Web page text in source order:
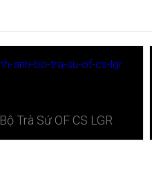
Bộ Trà Sứ ​OF CS LGR